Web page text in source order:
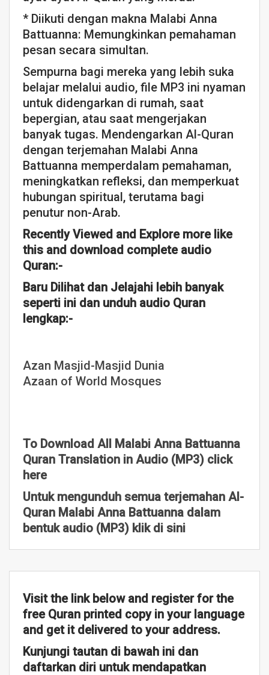
* Diikuti dengan makna Malabi Anna
Battuanna: Memungkinkan pemahaman
pesan secara simultan.
Sempurna bagi mereka yang lebih suka
belajar melalui audio, file MP3 ini nyaman
untuk didengarkan di rumah, saat
bepergian, atau saat mengerjakan
banyak tugas. Mendengarkan Al-Quran
dengan terjemahan Malabi Anna
Battuanna memperdalam pemahaman,
meningkatkan refleksi, dan memperkuat
hubungan spiritual, terutama bagi
penutur non-Arab.
Recently Viewed and Explore more like
this and download complete audio
Quran:-
Baru Dilihat dan Jelajahi lebih banyak
seperti ini dan unduh audio Quran
lengkap:-
Azan Masjid-Masjid Dunia
Azaan of World Mosques
To Download All Malabi Anna Battuanna
Quran Translation in Audio (MP3) click
here
Untuk mengunduh semua terjemahan Al-
Quran Malabi Anna Battuanna dalam
bentuk audio (MP3) klik di sini
Visit the link below and register for the
free Quran printed copy in your language
and get it delivered to your address.
Kunjungi tautan di bawah ini dan
daftarkan diri untuk mendapatkan